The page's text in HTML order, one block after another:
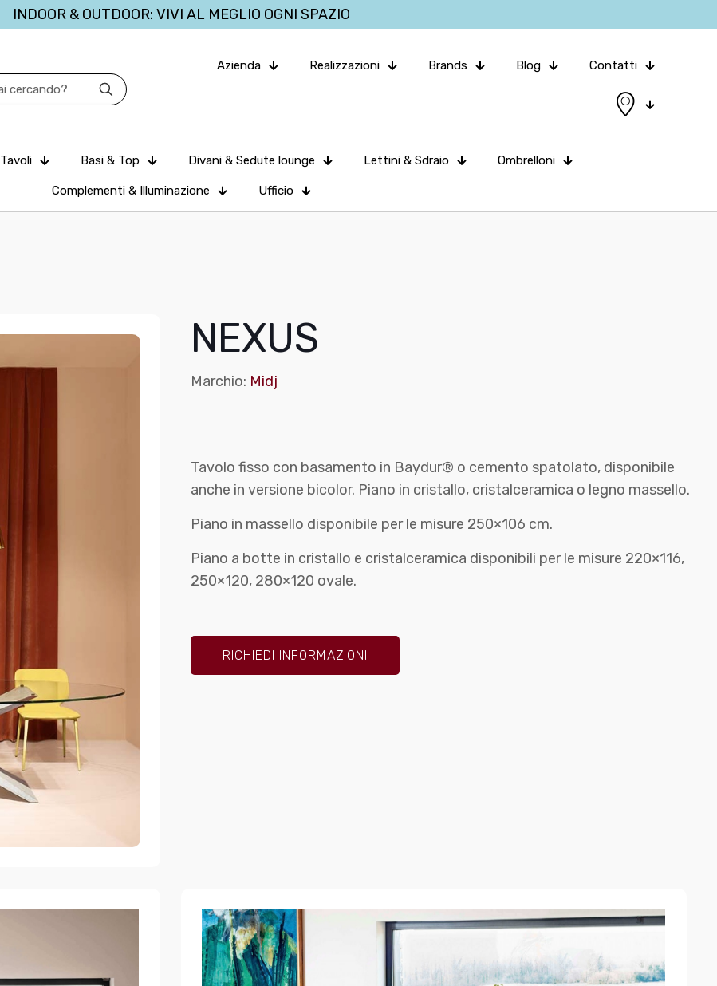
INDOOR & OUTDOOR: VIVI AL MEGLIO OGNI SPAZIO
Azienda Realizzazioni Brands Blog Contatti
Tavoli Basi & Top Divani & Sedute lounge Lettini & Sdraio Ombrelloni
Complementi & Illuminazione Ufficio
NEXUS
Marchio: Midj
Tavolo fisso con basamento in Baydur® o cemento spatolato, disponibile
anche in versione bicolor. Piano in cristallo, cristalceramica o legno massello.
Piano in massello disponibile per le misure 250×106 cm.
Piano a botte in cristallo e cristalceramica disponibili per le misure 220×116,
250×120, 280×120 ovale.
RICHIEDI INFORMAZIONI